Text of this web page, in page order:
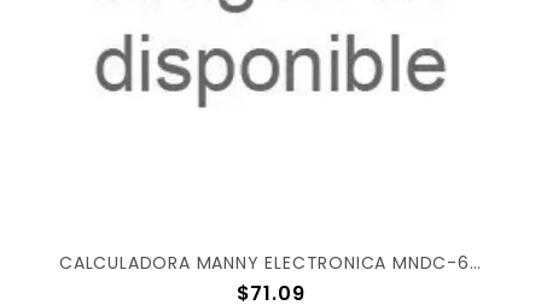
CALCULADORA MANNY ELECTRONICA MNDC-6515B X/100
Precio
$71.09